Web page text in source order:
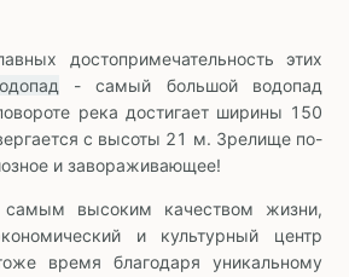
достопримечательность этих
- самый большой водопад
река достигает ширины 150
с высоты 21 м. Зрелище по-
и завораживающее!
высоким качеством жизни,
и культурный центр
время благодаря уникальному